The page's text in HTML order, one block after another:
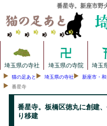
番星寺。新座市野
埼玉県の寺社 埼玉県の寺院 埼玉
猫の足あと 埼玉県の寺社 新座市・
番星寺
番星寺。板橋区徳丸に創建
り移建